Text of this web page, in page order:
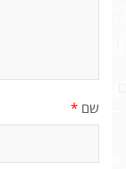
שם *